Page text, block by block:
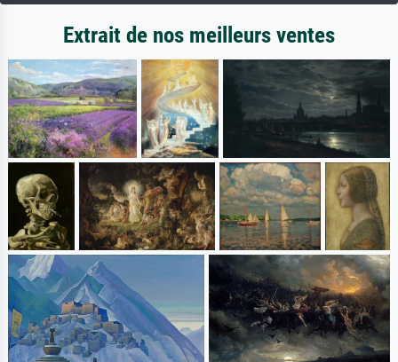
Extrait de nos meilleurs ventes